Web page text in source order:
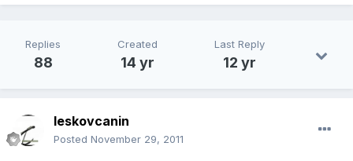
Replies
88
Created
14 yr
Last Reply
12 yr
leskovcanin
Posted November 29, 2011